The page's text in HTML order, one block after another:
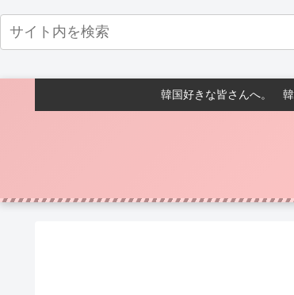
韓国好きな皆さんへ。 韓